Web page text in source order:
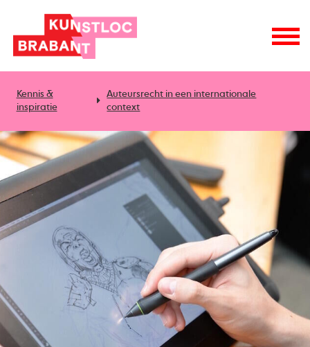
Kennis &
inspiratie
Auteursrecht in een internationale
context